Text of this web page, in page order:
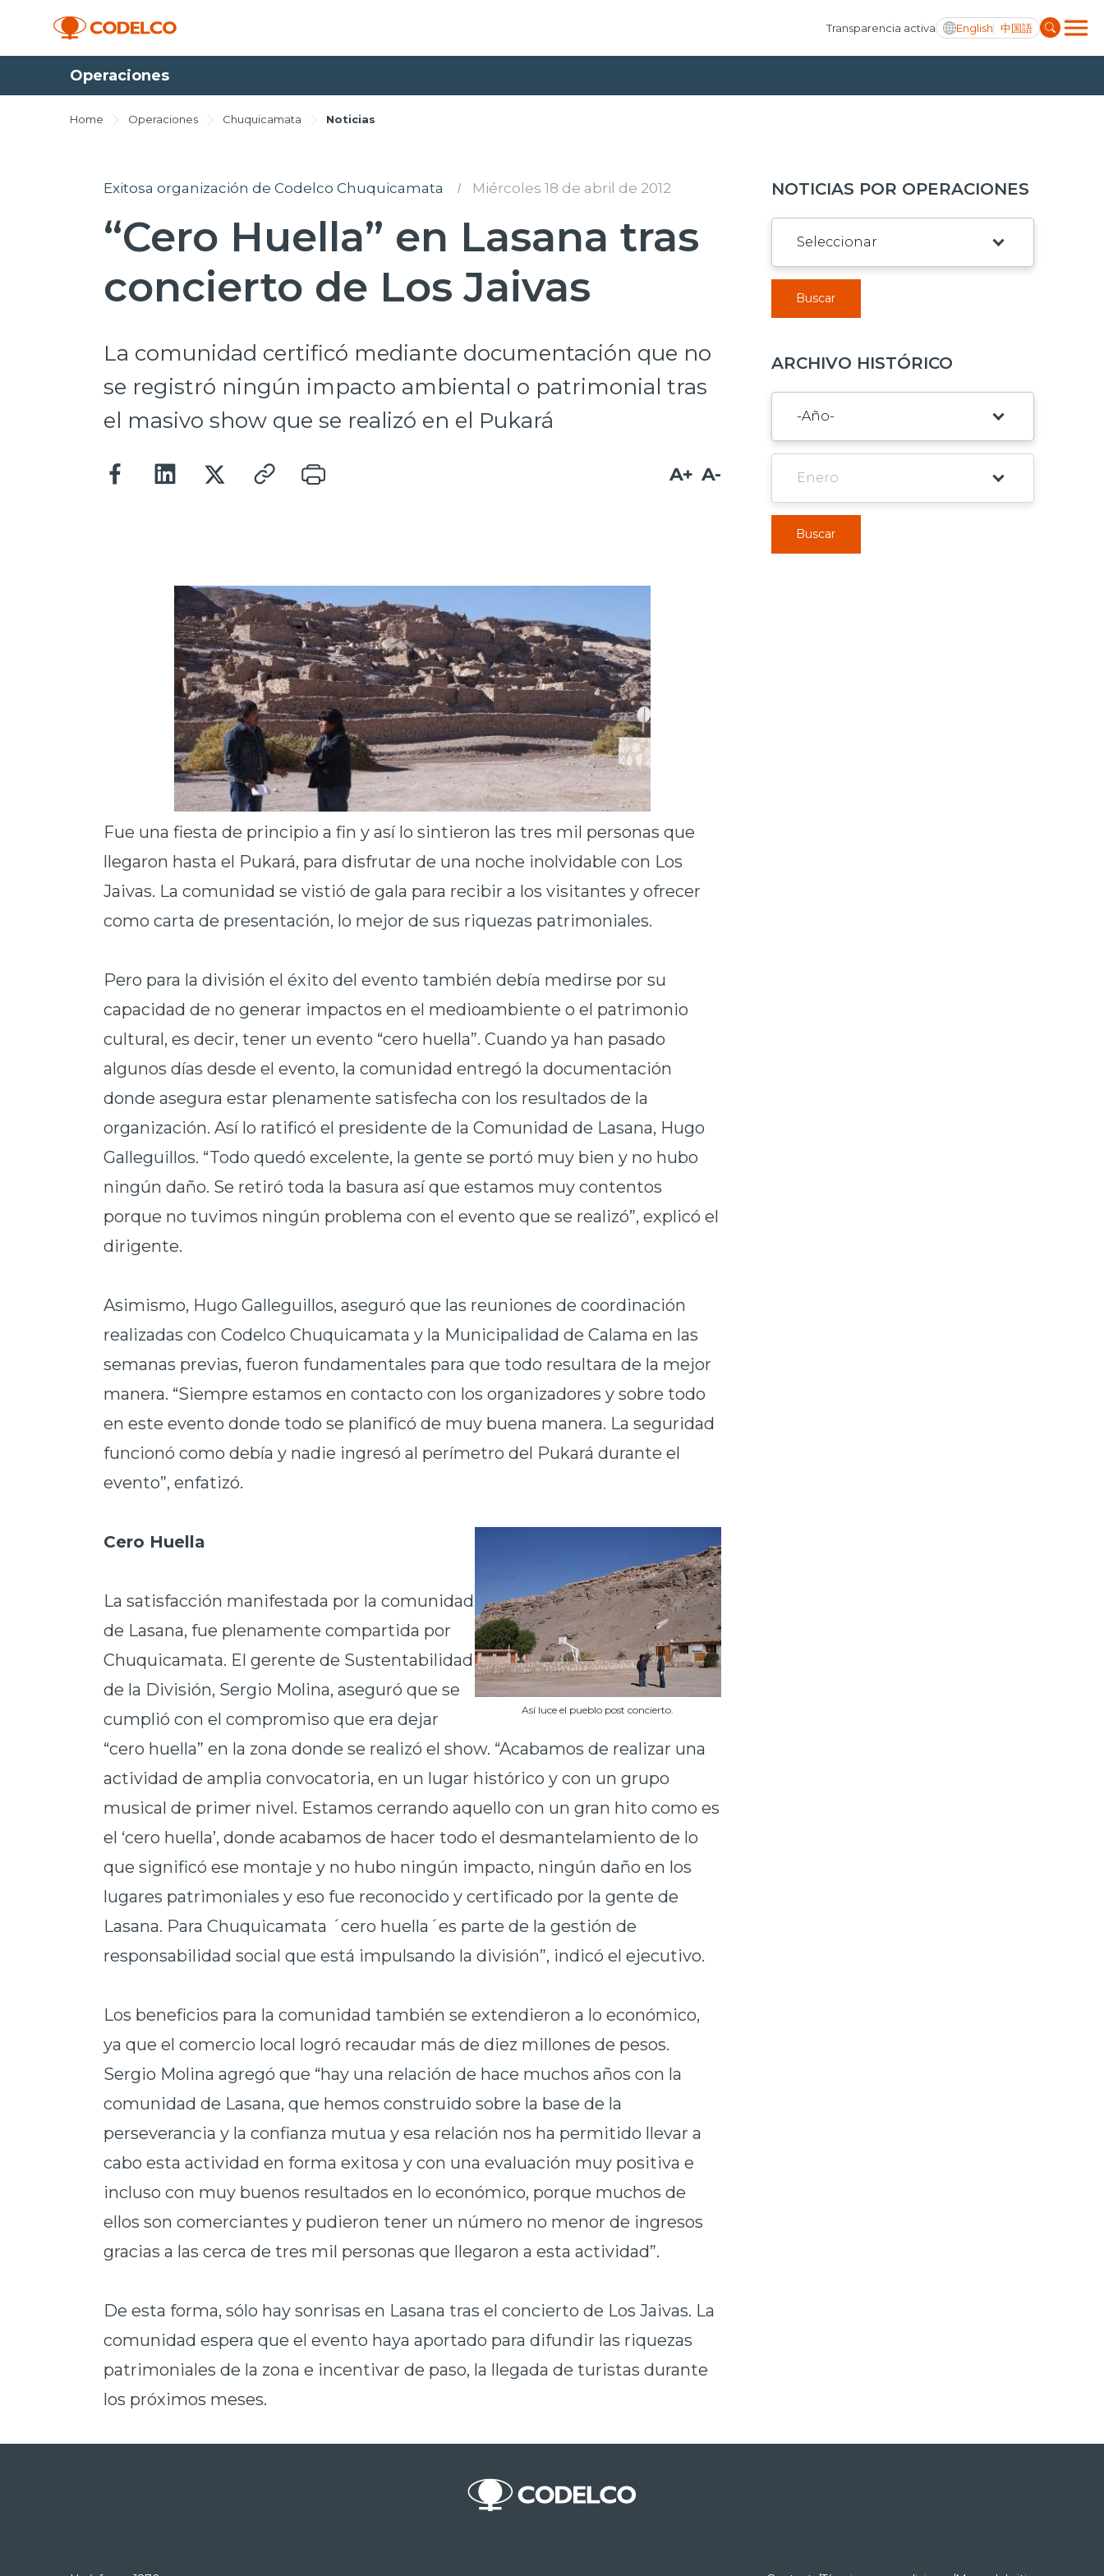
Transparencia activa English 中国語
Operaciones
Home Operaciones Chuquicamata Noticias
Exitosa organización de Codelco Chuquicamata I Miércoles 18 de abril de 2012
“Cero Huella” en Lasana tras
concierto de Los Jaivas
La comunidad certificó mediante documentación que no
se registró ningún impacto ambiental o patrimonial tras
el masivo show que se realizó en el Pukará
A+ A-
Fue una fiesta de principio a fin y así lo sintieron las tres mil personas que
llegaron hasta el Pukará, para disfrutar de una noche inolvidable con Los
Jaivas. La comunidad se vistió de gala para recibir a los visitantes y ofrecer
como carta de presentación, lo mejor de sus riquezas patrimoniales.
Pero para la división el éxito del evento también debía medirse por su
capacidad de no generar impactos en el medioambiente o el patrimonio
cultural, es decir, tener un evento “cero huella”. Cuando ya han pasado
algunos días desde el evento, la comunidad entregó la documentación
donde asegura estar plenamente satisfecha con los resultados de la
organización. Así lo ratificó el presidente de la Comunidad de Lasana, Hugo
Galleguillos. “Todo quedó excelente, la gente se portó muy bien y no hubo
ningún daño. Se retiró toda la basura así que estamos muy contentos
porque no tuvimos ningún problema con el evento que se realizó”, explicó el
dirigente.
Asimismo, Hugo Galleguillos, aseguró que las reuniones de coordinación
realizadas con Codelco Chuquicamata y la Municipalidad de Calama en las
semanas previas, fueron fundamentales para que todo resultara de la mejor
manera. “Siempre estamos en contacto con los organizadores y sobre todo
en este evento donde todo se planificó de muy buena manera. La seguridad
funcionó como debía y nadie ingresó al perímetro del Pukará durante el
evento”, enfatizó.
Así luce el pueblo post concierto.
Cero Huella
La satisfacción manifestada por la comunidad
de Lasana, fue plenamente compartida por
Chuquicamata. El gerente de Sustentabilidad
de la División, Sergio Molina, aseguró que se
cumplió con el compromiso que era dejar
“cero huella” en la zona donde se realizó el show. “Acabamos de realizar una
actividad de amplia convocatoria, en un lugar histórico y con un grupo
musical de primer nivel. Estamos cerrando aquello con un gran hito como es
el ‘cero huella’, donde acabamos de hacer todo el desmantelamiento de lo
que significó ese montaje y no hubo ningún impacto, ningún daño en los
lugares patrimoniales y eso fue reconocido y certificado por la gente de
Lasana. Para Chuquicamata ´cero huella´es parte de la gestión de
responsabilidad social que está impulsando la división”, indicó el ejecutivo.
Los beneficios para la comunidad también se extendieron a lo económico,
ya que el comercio local logró recaudar más de diez millones de pesos.
Sergio Molina agregó que “hay una relación de hace muchos años con la
comunidad de Lasana, que hemos construido sobre la base de la
perseverancia y la confianza mutua y esa relación nos ha permitido llevar a
cabo esta actividad en forma exitosa y con una evaluación muy positiva e
incluso con muy buenos resultados en lo económico, porque muchos de
ellos son comerciantes y pudieron tener un número no menor de ingresos
gracias a las cerca de tres mil personas que llegaron a esta actividad”.
De esta forma, sólo hay sonrisas en Lasana tras el concierto de Los Jaivas. La
comunidad espera que el evento haya aportado para difundir las riquezas
patrimoniales de la zona e incentivar de paso, la llegada de turistas durante
los próximos meses.
NOTICIAS POR OPERACIONES
Buscar
ARCHIVO HISTÓRICO
Buscar